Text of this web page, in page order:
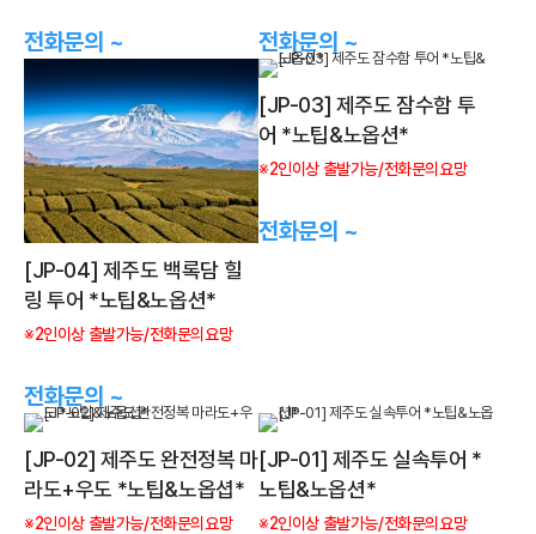
전화문의 ~ 전화문의 ~
[JP-04] 제주도 백록담 힐
링 투어 *노팁&노옵션*
※2인이상 출발가능/전화문의요망
전화문의 ~
[JP-03] 제주도 잠수함 투
어 *노팁&노옵션*
※2인이상 출발가능/전화문의요망
전화문의 ~
[JP-02] 제주도 완전정복 마
라도+우도 *노팁&노옵셥*
※2인이상 출발가능/전화문의요망
[JP-01] 제주도 실속투어 *
노팁&노옵션*
※2인이상 출발가능/전화문의요망